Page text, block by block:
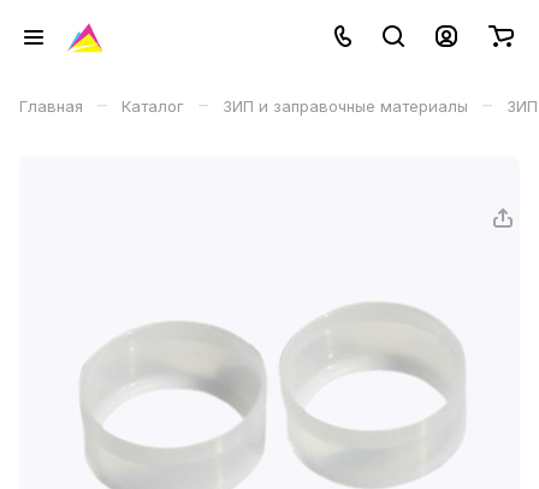
Главная – Каталог – ЗИП и заправочные материалы – ЗИП